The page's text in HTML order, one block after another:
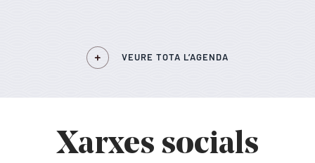
VEURE TOTA L’AGENDA
Xarxes socials